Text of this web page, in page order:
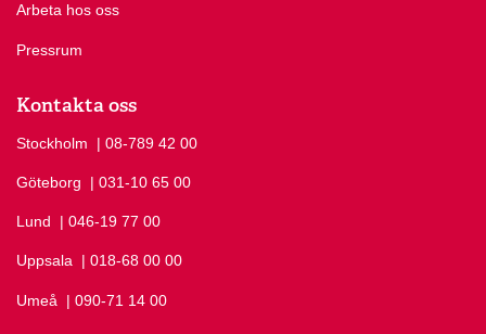
Arbeta hos oss
Pressrum
Kontakta oss
Stockholm Ring Stockholm på
| 08-789 42 00
Göteborg Ring Göteborg på
| 031-10 65 00
Lund Ring Lund på
| 046-19 77 00
Uppsala Ring Uppsala på
| 018-68 00 00
Umeå Ring Umeå på
| 090-71 14 00